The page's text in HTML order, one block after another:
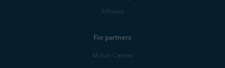
Affiliates
For partners
Mobile Carriers